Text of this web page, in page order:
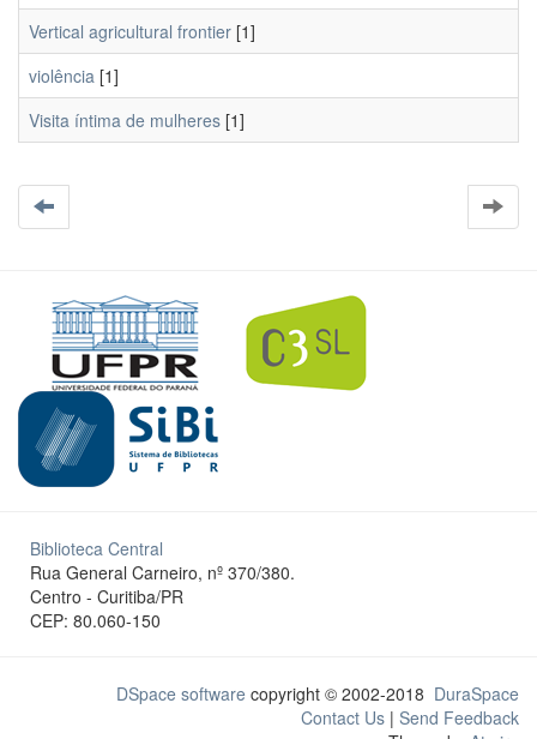
Vertical agricultural frontier [1]
violência [1]
Visita íntima de mulheres [1]
Biblioteca Central
Rua General Carneiro, nº 370/380.
Centro - Curitiba/PR
CEP: 80.060-150
DSpace software copyright © 2002-2018 DuraSpace
Contact Us | Send Feedback